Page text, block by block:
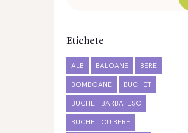
Etichete
ALB BALOANE BERE
BOMBOANE BUCHET
BUCHET BARBATESC
BUCHET CU BERE